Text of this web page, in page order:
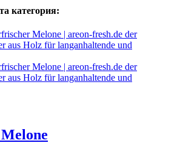
категория: